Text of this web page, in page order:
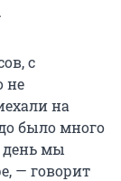
с
не
на
было много
день мы
— говорит